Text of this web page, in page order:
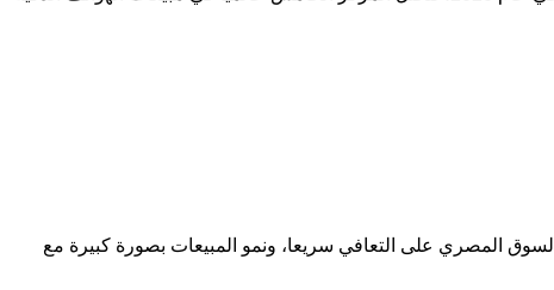
الأول من 2021 تحسنت الامور بنسبة كبيرة، مشيدا بقدرة السوق المصري على التعافي سريعا، ونمو المبيعات بصورة كبيرة مع